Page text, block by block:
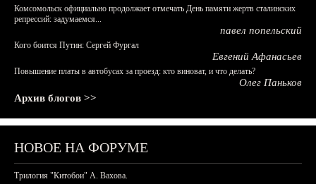
Комсомольск официально продолжает отмечать День памяти жертв сталинских
репрессий: задумаемся...
павел попельский
Кого боится Путин: Сергей Фургал
Евгений Афанасьев
Повышение платы в автобусах за проезд: кто виноват, и что делать?
Олег Паньков
Архив блогов >>
НОВОЕ НА ФОРУМЕ
Трилогия "Китобои" А. Вахова.